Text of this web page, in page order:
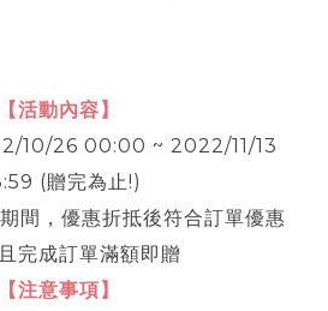
【活動內容】
10/26 00:00 ~ 2022/11/13
(贈完為止!)
間，優惠折抵後符合訂單優惠
完成訂單滿額即贈
【注意事項】